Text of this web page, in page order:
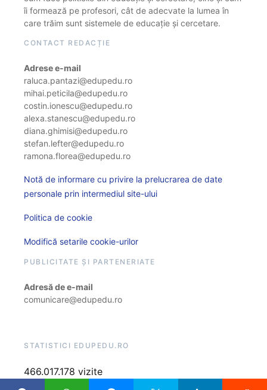
îi formează pe profesori, cât de adecvate la lumea în
care trăim sunt sistemele de educație și cercetare.
CONTACT REDACȚIE
Adrese e-mail
raluca.pantazi@edupedu.ro
mihai.peticila@edupedu.ro
costin.ionescu@edupedu.ro
alexa.stanescu@edupedu.ro
diana.ghimisi@edupedu.ro
stefan.lefter@edupedu.ro
ramona.florea@edupedu.ro
Notă de informare cu privire la prelucrarea de date
personale prin intermediul site-ului
Politica de cookie
Modifică setarile cookie-urilor
PUBLICITATE ȘI PARTENERIATE
Adresă de e-mail
comunicare@edupedu.ro
STATISTICI EDUPEDU.RO
466.017.178 vizite